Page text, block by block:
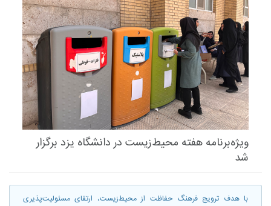
ویژه‌برنامه هفته محیط‌زیست در دانشگاه یزد برگزار
شد
با هدف ترویج فرهنگ حفاظت از محیط‌زیست، ارتقای مسئولیت‌پذیری